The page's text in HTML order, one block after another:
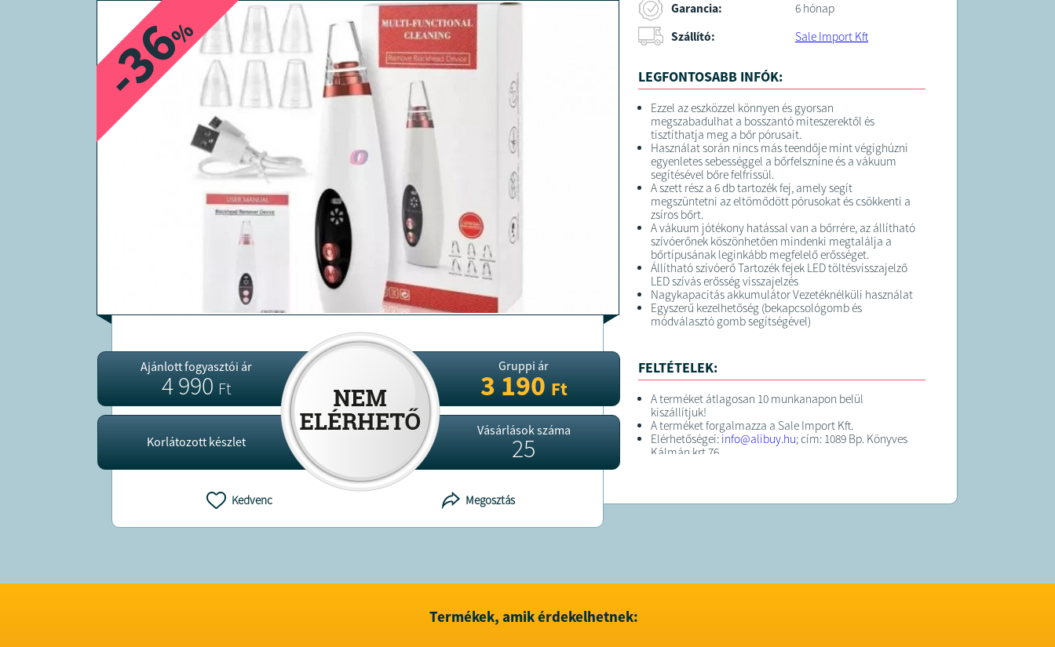
-36
%
Ajánlott fogyasztói ár
4 990Ft
Korlátozott készlet
Gruppi ár
3 190Ft
Vásárlások száma
25
Kedvenc Megosztás
Garancia:
6 hónap
Szállító:
Sale Import Kft
LEGFONTOSABB INFÓK:
Ezzel az eszközzel könnyen és gyorsan
megszabadulhat a bosszantó miteszerektől és
tisztíthatja meg a bőr pórusait.
Használat során nincs más teendője mint végighúzni
egyenletes sebességgel a bőrfelszníne és a vákuum
segítésével bőre felfrissül.
A szett rész a 6 db tartozék fej, amely segít
megszüntetni az eltömődött pórusokat és csökkenti a
zsíros bőrt.
A vákuum jótékony hatással van a bőrrére, az állítható
szívóerőnek köszönhetően mindenki megtalálja a
bőrtípusának leginkább megfelelő erősséget.
Állítható szívóerő Tartozék fejek LED töltésvisszajelző
LED szívás erősség visszajelzés
Nagykapacitás akkumulátor Vezetéknélküli használat
Egyszerű kezelhetőség (bekapcsológomb és
módválasztó gomb segítségével)
FELTÉTELEK:
A terméket átlagosan 10 munkanapon belül
kiszállítjuk!
A terméket forgalmazza a Sale Import Kft.
Elérhetőségei: info@alibuy.hu; cím: 1089 Bp. Könyves
Kálmán krt 76.
Termékek, amik érdekelhetnek: